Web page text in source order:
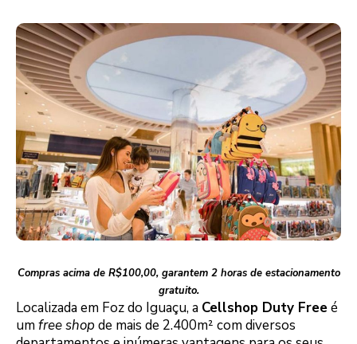
Compras acima de R$100,00, garantem 2 horas de estacionamento
gratuito.
Localizada em Foz do Iguaçu, a Cellshop Duty Freeé
umfree shopde mais de 2.400m² com diversos